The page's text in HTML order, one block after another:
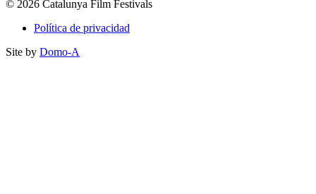
© 2026 Catalunya Film Festivals
Política de privacidad
Site by Domo-A